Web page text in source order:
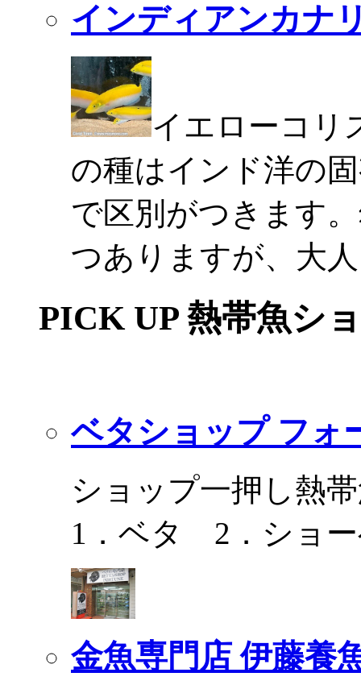
インディアンカナ
イエローコリ
の種はインド洋の
で区別がつきます
つありますが、大
PICK UP 熱帯魚シ
ベタショップ フォ
ショップ一押し熱
1．ベタ 2．ショ
金魚専門店 伊藤養